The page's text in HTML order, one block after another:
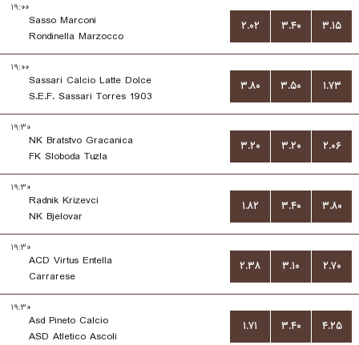
۱۹:۰۰
Sasso Marconi
Rondinella Marzocco
۲.۰۲ ۳.۴۰ ۳.۱۵
۱۹:۰۰
Sassari Calcio Latte Dolce
S.E.F. Sassari Torres 1903
۳.۸۰ ۳.۵۰ ۱.۷۳
۱۹:۳۰
NK Bratstvo Gracanica
FK Sloboda Tuzla
۳.۲۰ ۳.۲۰ ۲.۰۶
۱۹:۳۰
Radnik Krizevci
NK Bjelovar
۱.۸۲ ۳.۴۰ ۳.۸۰
۱۹:۳۰
ACD Virtus Entella
Carrarese
۲.۳۸ ۳.۱۰ ۲.۷۰
۱۹:۳۰
Asd Pineto Calcio
ASD Atletico Ascoli
۱.۷۱ ۳.۴۰ ۴.۲۵